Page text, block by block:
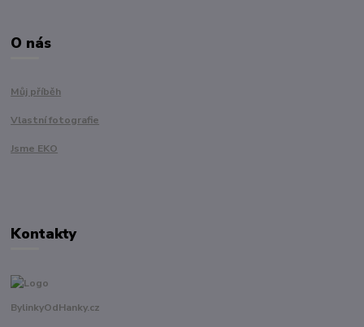
O nás
Můj příběh
Vlastní fotografie
Jsme EKO
Kontakty
BylinkyOdHanky.cz